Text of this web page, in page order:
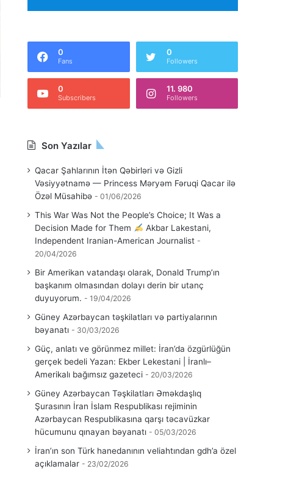
0
Fans
0
Followers
0
Subscribers
11. 980
Followers
Son Yazılar
Qacar Şahlarının İtən Qəbirləri və Gizli
Vəsiyyətnamə — Princess Məryəm Fəruqi Qacar ilə
Özəl Müsahibə
01/06/2026
This War Was Not the People’s Choice; It Was a
Decision Made for Them
Akbar Lakestani,
Independent Iranian-American Journalist
20/04/2026
Bir Amerikan vatandaşı olarak, Donald Trump’ın
başkanım olmasından dolayı derin bir utanç
duyuyorum.
19/04/2026
Güney Azərbaycan təşkilatları və partiyalarının
bəyanatı
30/03/2026
Güç, anlatı ve görünmez millet: İran’da özgürlüğün
gerçek bedeli Yazan: Ekber Lekestani | İranlı–
Amerikalı bağımsız gazeteci
20/03/2026
Güney Azərbaycan Təşkilatları Əməkdaşlıq
Şurasının İran İslam Respublikası rejiminin
Azərbaycan Respublikasına qarşı təcavüzkar
hücumunu qınayan bəyanatı
05/03/2026
İran’ın son Türk hanedanının veliahtından gdh’a özel
açıklamalar
23/02/2026